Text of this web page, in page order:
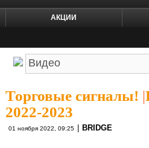
АКЦИИ
Торговые сигналы! |
2022-2023
01 ноября 2022, 09:25 BRIDGE